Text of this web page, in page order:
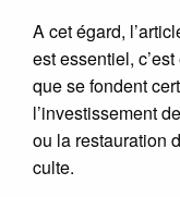
A cet égard,
est essentiel,
que se fondent
l’investissement
ou la restauration
culte.